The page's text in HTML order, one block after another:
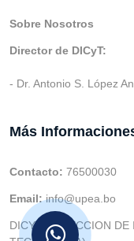
Sobre Nosotros
Director de DICyT:
- Dr. Antonio S. López
Más
Contacto: 76500030
Email:info@upea.bo
DICYT (DIRECCION DE